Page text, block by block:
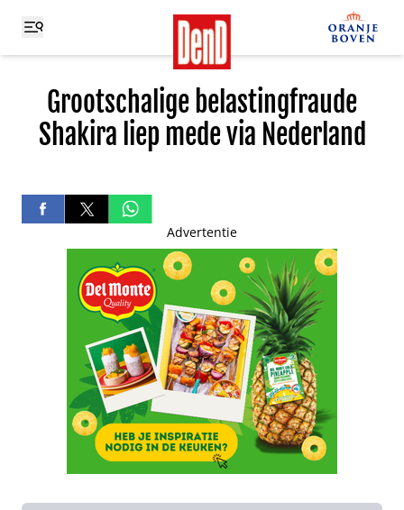
Grootschalige belastingfraude
Shakira liep mede via Nederland
Advertentie